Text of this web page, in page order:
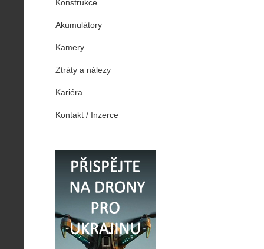
Konstrukce
Akumulátory
Kamery
Ztráty a nálezy
Kariéra
Kontakt / Inzerce